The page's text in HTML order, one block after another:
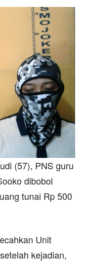
(57), PNS guru
dibobol
tunai Rp 500
Unit
kejadian,